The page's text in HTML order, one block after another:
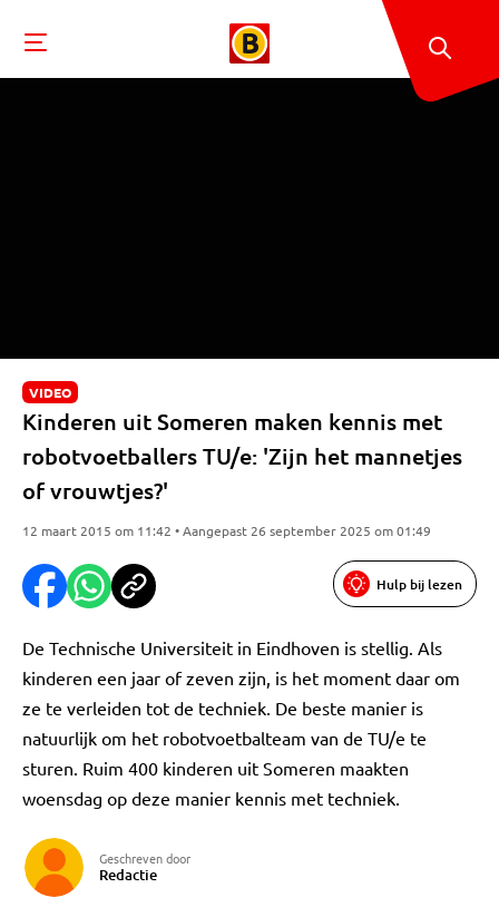
VIDEO
Kinderen uit Someren maken kennis met
robotvoetballers TU/e: 'Zijn het mannetjes
of vrouwtjes?'
12 maart 2015 om 11:42 • Aangepast 26 september 2025 om 01:49
Hulp bij lezen
De Technische Universiteit in Eindhoven is stellig. Als
kinderen een jaar of zeven zijn, is het moment daar om
ze te verleiden tot de techniek. De beste manier is
natuurlijk om het robotvoetbalteam van de TU/e te
sturen. Ruim 400 kinderen uit Someren maakten
woensdag op deze manier kennis met techniek.
Geschreven door
Redactie